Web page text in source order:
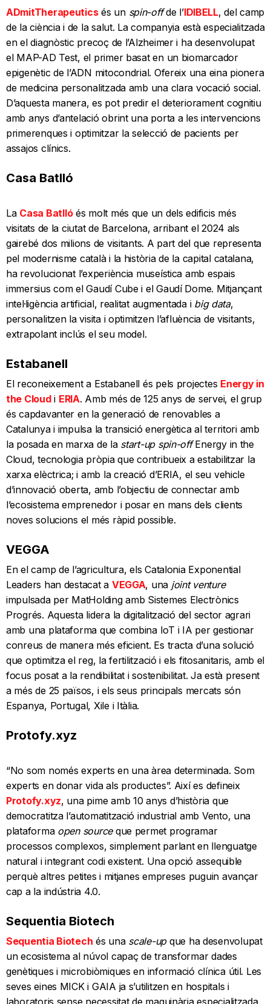
ADmitTherapeuticsés un spin-offde l’IDIBELL, del camp
de la ciència i de la salut. La companyia està especialitzada
en el diagnòstic precoç de l’Alzheimer i ha desenvolupat
el MAP-AD Test, el primer basat en un biomarcador
epigenètic de l’ADN mitocondrial. Ofereix una eina pionera
de medicina personalitzada amb una clara vocació social.
D’aquesta manera, es pot predir el deteriorament cognitiu
amb anys d’antelació obrint una porta a les intervencions
primerenques i optimitzar la selecció de pacients per
assajos clínics.
Casa Batlló
La Casa Batllóés molt més que un dels edificis més
visitats de la ciutat de Barcelona, arribant el 2024 als
gairebé dos milions de visitants. A part del que representa
pel modernisme català i la història de la capital catalana,
ha revolucionat l’experiència museística amb espais
immersius com el Gaudí Cube i el Gaudí Dome. Mitjançant
intel·ligència artificial, realitat augmentada i big data,
personalitzen la visita i optimitzen l’afluència de visitants,
extrapolant inclús el seu model.
Estabanell
El reconeixement a Estabanell és pels projectes Energy in
the Cloudi ERIA. Amb més de 125 anys de servei, el grup
és capdavanter en la generació de renovables a
Catalunya i impulsa la transició energètica al territori amb
la posada en marxa de la start-up spin-offEnergy in the
Cloud, tecnologia pròpia que contribueix a estabilitzar la
xarxa elèctrica; i amb la creació d’ERIA, el seu vehicle
d’innovació oberta, amb l’objectiu de connectar amb
l’ecosistema emprenedor i posar en mans dels clients
noves solucions el més ràpid possible.
VEGGA
En el camp de l’agricultura, els Catalonia Exponential
Leaders han destacat a VEGGA, una joint venture
impulsada per MatHolding amb Sistemes Electrònics
Progrés. Aquesta lidera la digitalització del sector agrari
amb una plataforma que combina IoT i IA per gestionar
conreus de manera més eficient. Es tracta d’una solució
que optimitza el reg, la fertilització i els fitosanitaris, amb el
focus posat a la rendibilitat i sostenibilitat. Ja està present
a més de 25 països, i els seus principals mercats són
Espanya, Portugal, Xile i Itàlia.
Protofy.xyz
“No som només experts en una àrea determinada. Som
experts en donar vida als productes”. Així es defineix
Protofy.xyz, una pime amb 10 anys d’història que
democratitza l’automatització industrial amb Vento, una
plataforma open sourceque permet programar
processos complexos, simplement parlant en llenguatge
natural i integrant codi existent. Una opció assequible
perquè altres petites i mitjanes empreses puguin avançar
cap a la indústria 4.0.
Sequentia Biotech
Sequentia Biotech és una scale-upque ha desenvolupat
un ecosistema al núvol capaç de transformar dades
genètiques i microbiòmiques en informació clínica útil. Les
seves eines MICK i GAIA ja s’utilitzen en hospitals i
laboratoris sense necessitat de maquinària especialitzada.